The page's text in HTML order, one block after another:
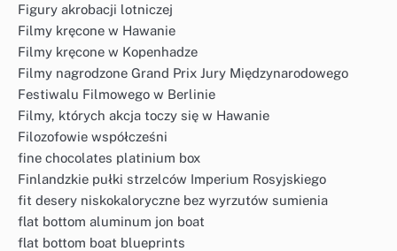
Figury akrobacji lotniczej
Filmy kręcone w Hawanie
Filmy kręcone w Kopenhadze
Filmy nagrodzone Grand Prix Jury Międzynarodowego
Festiwalu Filmowego w Berlinie
Filmy, których akcja toczy się w Hawanie
Filozofowie współcześni
fine chocolates platinium box
Finlandzkie pułki strzelców Imperium Rosyjskiego
fit desery niskokaloryczne bez wyrzutów sumienia
flat bottom aluminum jon boat
flat bottom boat blueprints